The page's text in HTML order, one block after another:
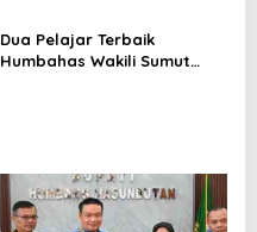
Toba
Dua Pelajar Terbaik
Humbahas Wakili Sumut